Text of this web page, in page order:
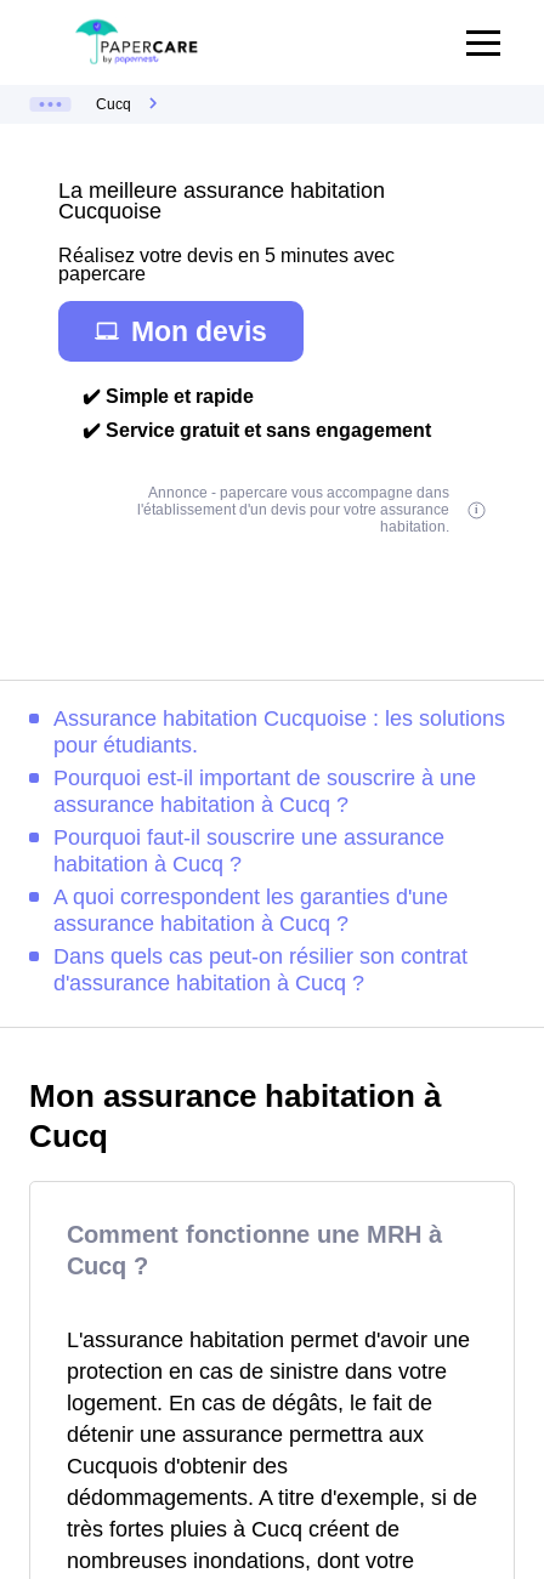
Cucq
La meilleure assurance habitation
Cucquoise
Réalisez votre devis en 5 minutes avec
papercare
Mon devis
✔️ Simple et rapide
✔️ Service gratuit et sans engagement
Annonce - papercare vous accompagne dans
l'établissement d'un devis pour votre assurance
habitation.
Assurance habitation Cucquoise : les solutions
pour étudiants.
Pourquoi est-il important de souscrire à une
assurance habitation à Cucq ?
Pourquoi faut-il souscrire une assurance
habitation à Cucq ?
A quoi correspondent les garanties d'une
assurance habitation à Cucq ?
Dans quels cas peut-on résilier son contrat
d'assurance habitation à Cucq ?
Mon assurance habitation à
Cucq
Comment fonctionne une MRH à
Cucq ?
L'assurance habitation permet d'avoir une
protection en cas de sinistre dans votre
logement. En cas de dégâts, le fait de
détenir une assurance permettra aux
Cucquois d'obtenir des
dédommagements. A titre d'exemple, si de
très fortes pluies à Cucq créent de
nombreuses inondations, dont votre